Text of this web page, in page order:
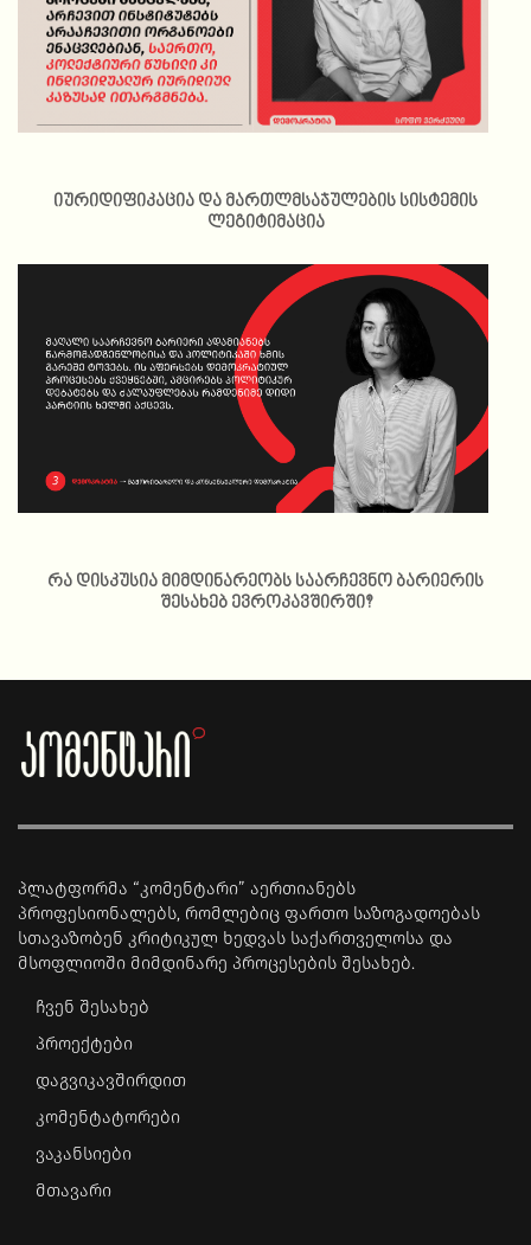
იურიდიფიკაცია და მართლმსაჯულების სისტემის
ლეგიტიმაცია
რა დისკუსია მიმდინარეობს საარჩევნო ბარიერის
შესახებ ევროკავშირში?
პლატფორმა “კომენტარი” აერთიანებს
პროფესიონალებს, რომლებიც ფართო საზოგადოებას
სთავაზობენ კრიტიკულ ხედვას საქართველოსა და
მსოფლიოში მიმდინარე პროცესების შესახებ.
ჩვენ შესახებ
პროექტები
დაგვიკავშირდით
კომენტატორები
ვაკანსიები
მთავარი